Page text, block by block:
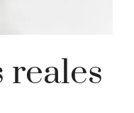
reales